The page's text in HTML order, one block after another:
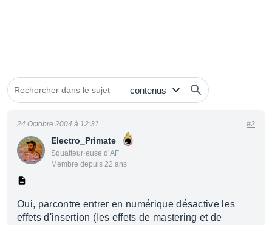
Electro_Primate
Squatteur·euse d’AF
Membre depuis 22 ans
24 Octobre 2004 à 12:31 #2
Oui, parcontre entrer en numérique désactive les
effets d'insertion (les effets de mastering et de